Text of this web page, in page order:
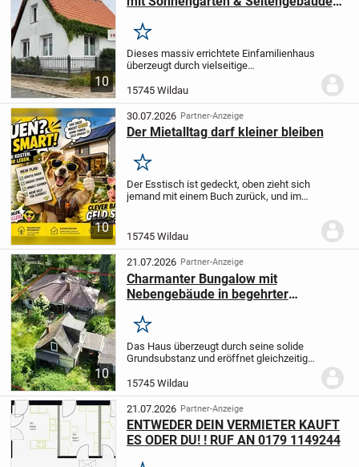
10
Merken
Dieses massiv errichtete Einfamilienhaus
überzeugt durch vielseitige
gepflegte Ausstattung.
großzügigen Windfang und Flur gelangen
Sie im Erdgeschoss direkt...
15745 Wildau
10
30.07.2026 Partner-Anzeige
Der Mietalltag darf kleiner bleiben
Merken
Der Esstisch ist gedeckt, oben zieht sich
jemand mit einem Buch zurück, und im
geben einem Zweifamilienhaus seinen...
15745 Wildau
10
21.07.2026 Partner-Anzeige
Charmanter Bungalow mit
Nebengebäude in begehrter
Merken
Das Haus überzeugt durch seine solide
Grundsubstanz und eröffnet gleichzeitig
Modernisierung und Neugestaltung. Der
gut nutzbare Grundriss umfasst ein...
15745 Wildau
21.07.2026 Partner-Anzeige
ENTWEDER DEIN VERMIETER KAUFT
ES ODER DU! ! RUF AN 0179 1149244